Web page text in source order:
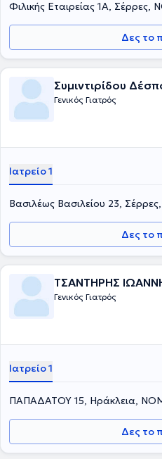
Φιλικής Εταιρείας 1Α,
Δες το
Συμιντιρίδου
Γενικός Γιατρός
Ιατρείο 1
Βασιλέως Βασιλείου 23,
Δες το
ΤΣΑΝΤΗΡΗΣ
Γενικός Γιατρός
Ιατρείο 1
ΠΑΠΑΔΑΤΟΥ 15, Ηράκλεια,
Δες το